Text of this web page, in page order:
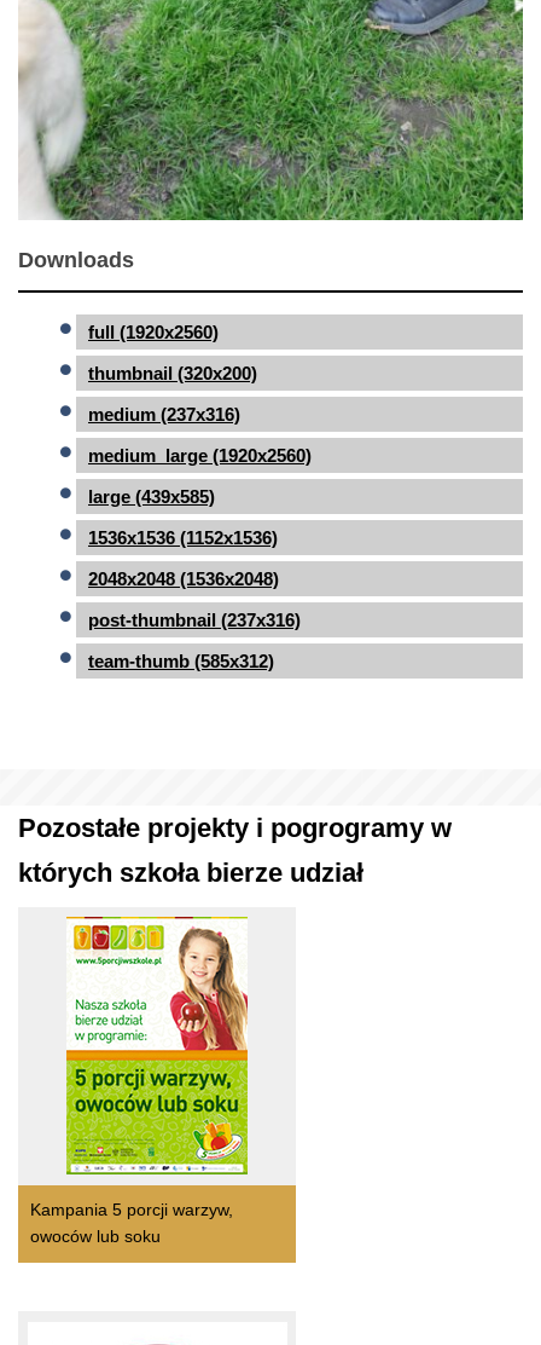
Downloads
full (1920x2560)
thumbnail (320x200)
medium (237x316)
medium_large (1920x2560)
large (439x585)
1536x1536 (1152x1536)
2048x2048 (1536x2048)
post-thumbnail (237x316)
team-thumb (585x312)
Pozostałe projekty i pogrogramy w
których szkoła bierze udział
Kampania 5 porcji warzyw,
owoców lub soku